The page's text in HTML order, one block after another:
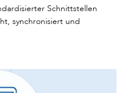
Schnittstellen
synchronisiert und